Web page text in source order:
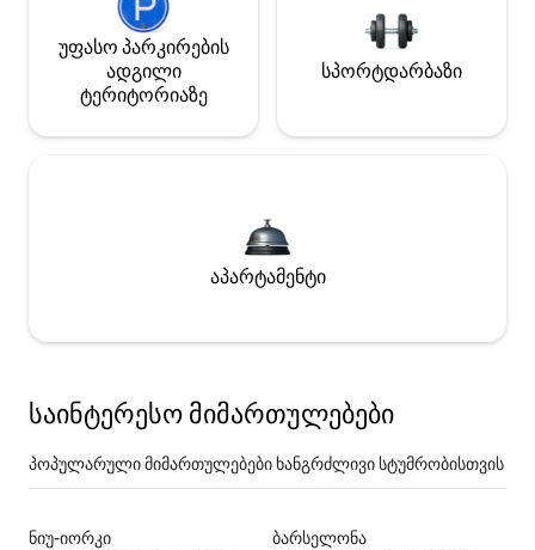
უფასო პარკირების
ადგილი
ტერიტორიაზე
სპორტდარბაზი
აპარტამენტი
საინტერესო მიმართულებები
პოპულარული მიმართულებები ხანგრძლივი სტუმრობისთვის
ნიუ-იორკი
ბარსელონა